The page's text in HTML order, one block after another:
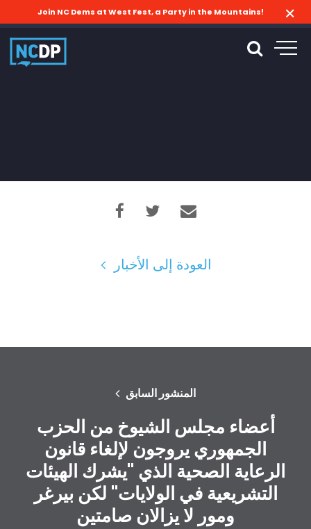
Join NC Dems at West Fest, a Party in the Mountains!
العودة إلى الأخبار
المنشور السابق
أعضاء مجلس الشيوخ من الحزب
الجمهوري يروجون لإلغاء قانون
الرعاية الصحية الذي "يشرك الهيئات
التشريعية في الولايات" لكن بيرغر
ومور لا يزالان صامتين